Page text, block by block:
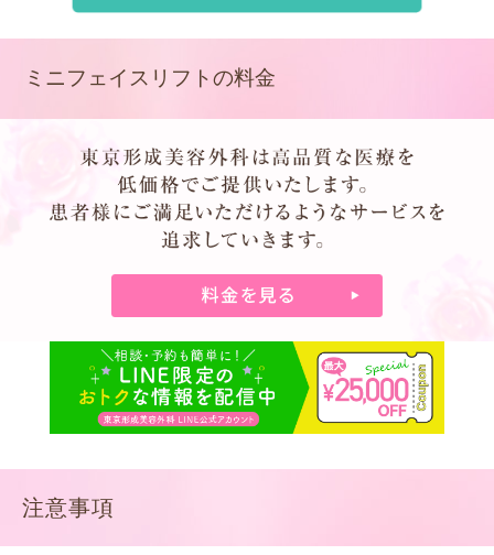
ミニフェイスリフトの料金
注意事項